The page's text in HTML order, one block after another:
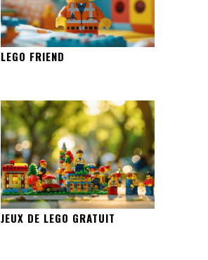
LEGO FRIEND
JEUX DE LEGO GRATUIT